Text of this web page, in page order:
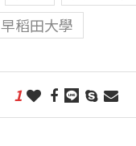
早稻田大學
1